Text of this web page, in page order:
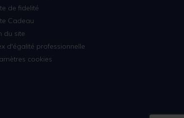
de fidelité
Cadeau
du site
d'égalité professionnelle
cookies